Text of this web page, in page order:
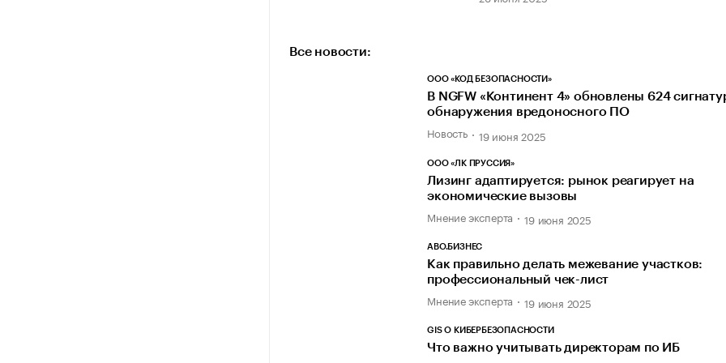
Все новости:
ООО «КОД БЕЗОПАСНОСТИ»
В NGFW «Континент 4» обновлены 624
обнаружения вредоносного ПО
Новость 19 июня 2025
ООО «ЛК ПРУССИЯ»
Лизинг адаптируется: рынок реагирует на
экономические вызовы
Мнение эксперта 19 июня 2025
АВО.БИЗНЕС
Как правильно делать межевание участков:
профессиональный чек-лист
Мнение эксперта 19 июня 2025
GIS О КИБЕРБЕЗОПАСНОСТИ
Что важно учитывать директорам по ИБ